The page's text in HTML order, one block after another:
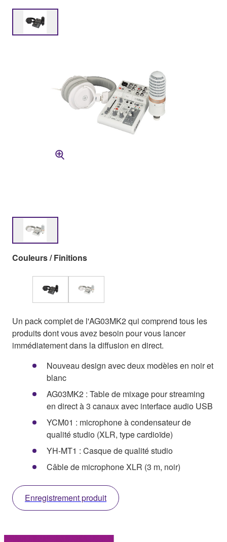
Couleurs / Finitions
Un pack complet de l'AG03MK2 qui comprend tous les
produits dont vous avez besoin pour vous lancer
immédiatement dans la diffusion en direct.
Nouveau design avec deux modèles en noir et
blanc
AG03MK2 : Table de mixage pour streaming
en direct à 3 canaux avec interface audio USB
YCM01 : microphone à condensateur de
qualité studio (XLR, type cardioïde)
YH-MT1 : Casque de qualité studio
Câble de microphone XLR (3 m, noir)
Enregistrement produit